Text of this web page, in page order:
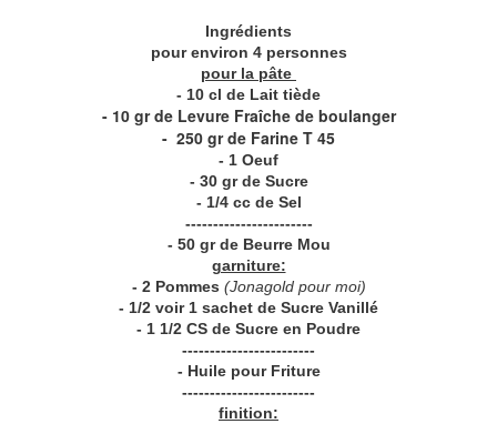
Ingrédients
pour environ 4 personnes
pour la pâte
- 10 cl de Lait tiède
- 10 gr de Levure Fraîche de boulanger
- 250 gr de Farine T 45
- 1 Oeuf
- 30 gr de Sucre
- 1/4 cc de Sel
-----------------------
- 50 gr de Beurre Mou
garniture:
- 2 Pommes (Jonagold pour moi)
- 1/2 voir 1 sachet de Sucre Vanillé
- 1 1/2 CS de Sucre en Poudre
------------------------
- Huile pour Friture
------------------------
finition: